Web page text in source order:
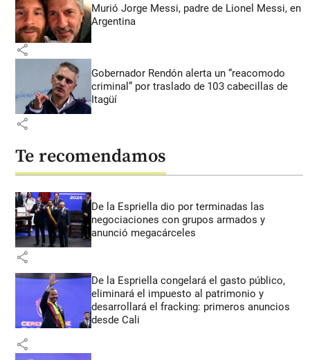
Murió Jorge Messi, padre de Lionel Messi, en
Argentina
share
Gobernador Rendón alerta un “reacomodo
criminal” por traslado de 103 cabecillas de
Itagüí
share
Te recomendamos
De la Espriella dio por terminadas las
negociaciones con grupos armados y
anunció megacárceles
share
De la Espriella congelará el gasto público,
eliminará el impuesto al patrimonio y
desarrollará el fracking: primeros anuncios
desde Cali
share